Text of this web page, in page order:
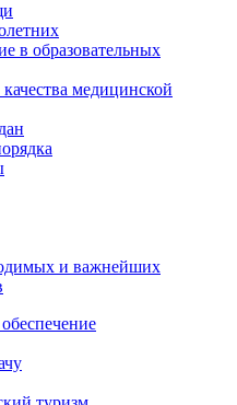
в образовательных
медицинской
и важнейших